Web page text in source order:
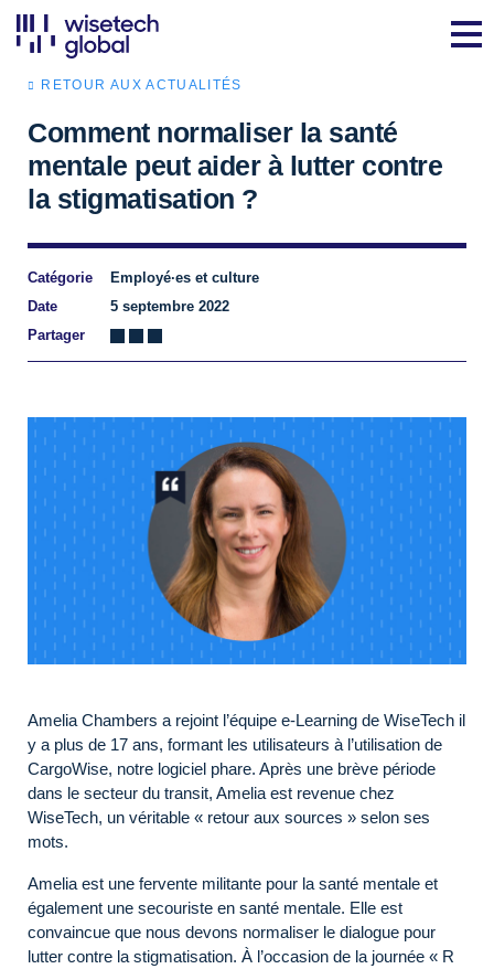
RETOUR AUX ACTUALITÉS
Comment normaliser la santé
mentale peut aider à lutter contre
la stigmatisation ?
Catégorie
Employé·es et culture
Date
5 septembre 2022
Partager
Amelia Chambers a rejoint l’équipe e-Learning de WiseTech il
y a plus de 17 ans, formant les utilisateurs à l’utilisation de
CargoWise, notre logiciel phare. Après une brève période
dans le secteur du transit, Amelia est revenue chez
WiseTech, un véritable « retour aux sources » selon ses
mots.
Amelia est une fervente militante pour la santé mentale et
également une secouriste en santé mentale. Elle est
convaincue que nous devons normaliser le dialogue pour
lutter contre la stigmatisation. À l’occasion de la journée « R